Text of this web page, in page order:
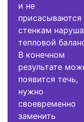
и не
присасываются
стенкам
тепловой
В конечном
результате
появится течь,
нужно
своевременно
заменить